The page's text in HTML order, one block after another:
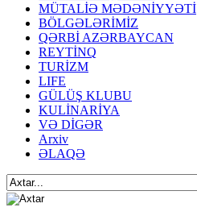
MÜTALİƏ MƏDƏNİYYƏTİ
BÖLGƏLƏRİMİZ
QƏRBİ AZƏRBAYCAN
REYTİNQ
TURİZM
LIFE
GÜLÜŞ KLUBU
KULİNARİYA
VƏ DİGƏR
Arxiv
ƏLAQƏ